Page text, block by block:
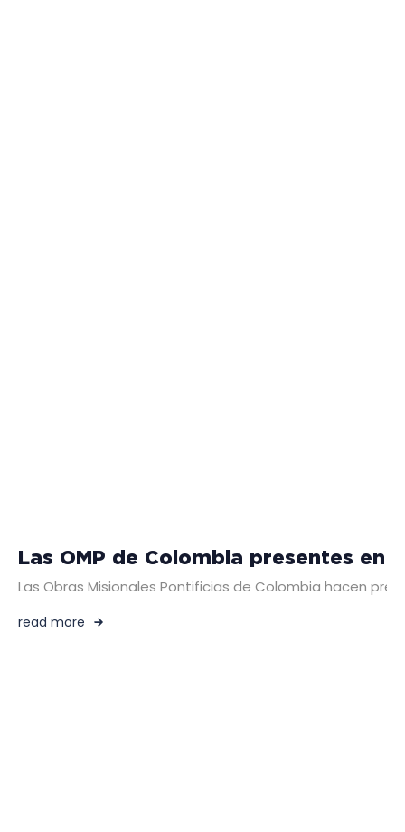
Las OMP de Colombia presentes en
Las Obras Misionales Pontificias de Colombia hacen
read more